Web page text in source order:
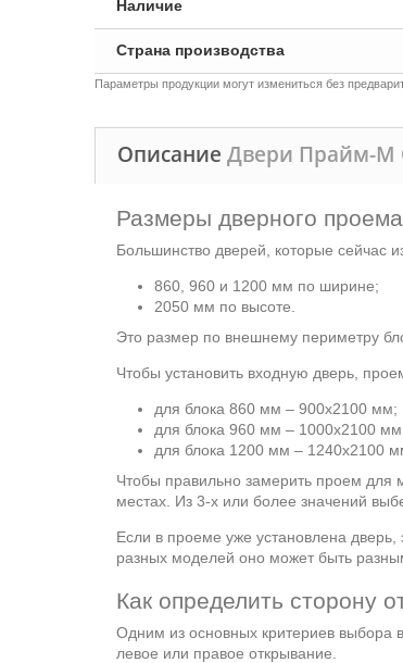
Наличие
Страна производства
Параметры продукции могут измениться без
Описание Двери Прайм-М
Размеры дверного
Большинство дверей, которые сейчас
860, 960 и 1200 мм по ширине;
2050 мм по высоте.
Это размер по внешнему периметру
Чтобы установить входную дверь,
для блока 860 мм – 900х2100 мм;
для блока 960 мм – 1000х2100
для блока 1200 мм – 1240х2100
Чтобы правильно замерить проем
местах. Из 3-х или более значений
Если в проеме уже установлена
разных моделей оно может быть
Как определить сторону
Одним из основных критериев выбора
левое или правое открывание.